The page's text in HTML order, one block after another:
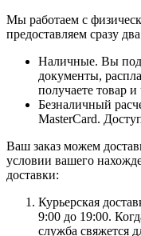
Мы работаем с
предоставляем сразу
Наличные. Вы
документы,
получаете товар и
Безналичный
MasterCard.
Ваш заказ можем
условии вашего
доставки:
Курьерская
9:00 до 19:00.
служба свяжется